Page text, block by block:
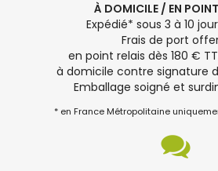
À DOMICILE / EN
Expédié* sous 3 à 10
Frais de port
en point relais dès 180 €
à domicile contre signature
Emballage soigné et
* en France Métropolitaine